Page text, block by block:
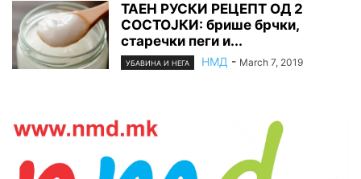
ТАЕН РУСКИ РЕЦЕПТ ОД 2
СОСТОЈКИ: брише брчки,
старечки пеги и...
УБАВИНА И НЕГА НМД - March 7, 2019